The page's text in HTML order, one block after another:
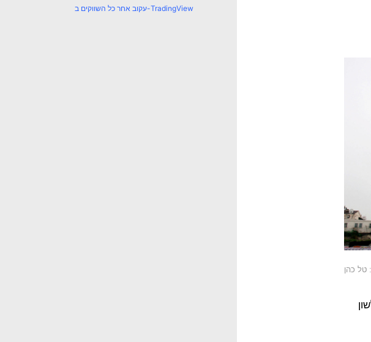
טל כהן
עקוב אחר כל השווקים ב-TradingView